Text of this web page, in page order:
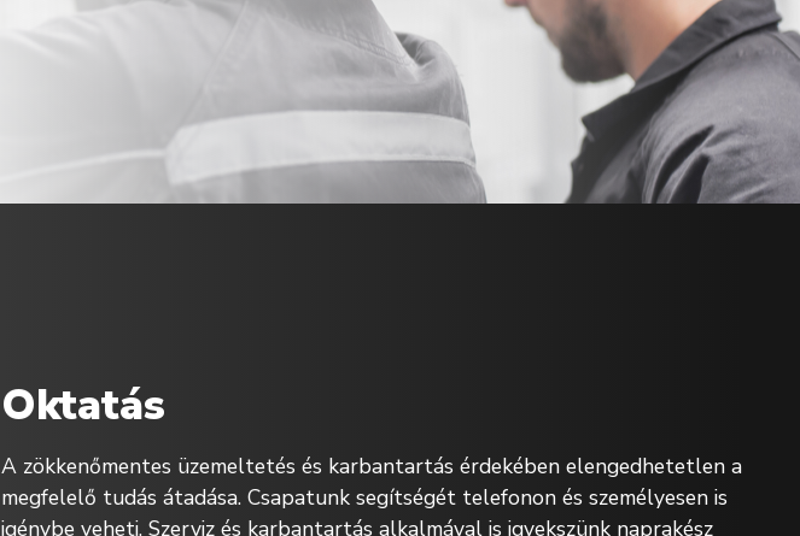
Oktatás
A zökkenőmentes üzemeltetés és karbantartás érdekében elengedhetetlen a
megfelelő tudás átadása. Csapatunk segítségét telefonon és személyesen is
igénybe veheti. Szerviz és karbantartás alkalmával is igyekszünk naprakész